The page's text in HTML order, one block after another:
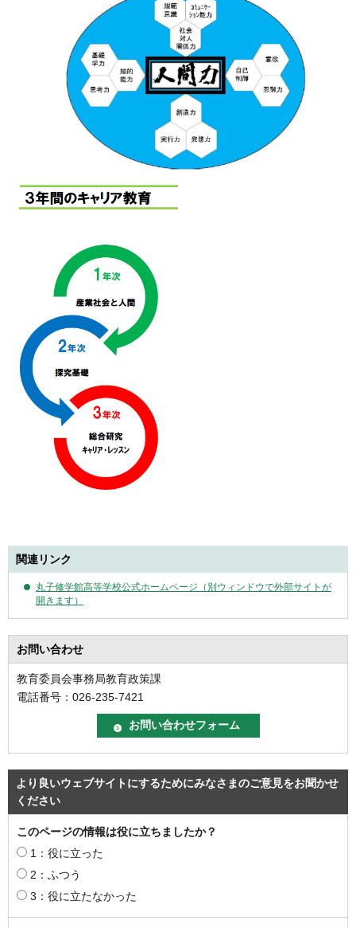
関連リンク
丸子修学館高等学校公式ホームページ（別ウィンドウで外部サイトが
開きます）
お問い合わせ
教育委員会事務局教育政策課
電話番号：026-235-7421
より良いウェブサイトにするためにみなさまのご意見をお聞かせ
ください
このページの情報は役に立ちましたか？
1：役に立った
2：ふつう
3：役に立たなかった